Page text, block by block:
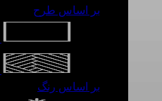
بر اساس طرح
بر اساس رنگ